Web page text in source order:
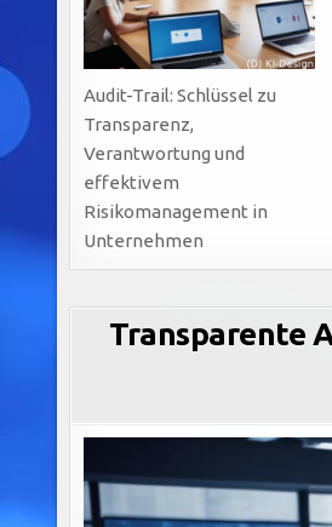
Audit-Trail: Schlüssel zu
Transparenz,
Verantwortung und
effektivem
Risikomanagement in
Unternehmen
Transparente